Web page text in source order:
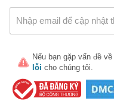
Nếu bạn gặp vấn đề về
lỗi cho chúng tôi.